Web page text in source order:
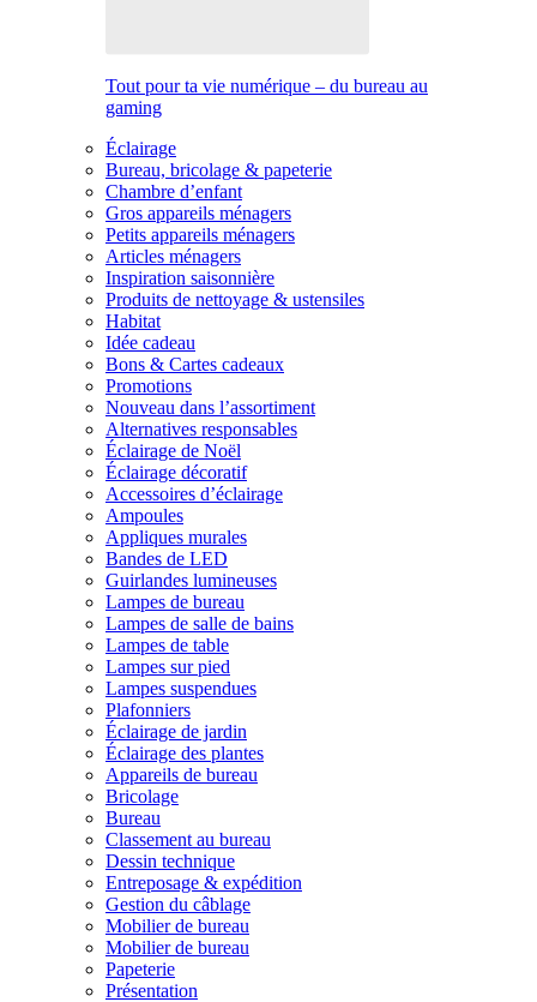
Tout pour ta vie numérique – du bureau au
gaming
Éclairage
Bureau, bricolage & papeterie
Chambre d’enfant
Gros appareils ménagers
Petits appareils ménagers
Articles ménagers
Inspiration saisonnière
Produits de nettoyage & ustensiles
Habitat
Idée cadeau
Bons & Cartes cadeaux
Promotions
Nouveau dans l’assortiment
Alternatives responsables
Éclairage de Noël
Éclairage décoratif
Accessoires d’éclairage
Ampoules
Appliques murales
Bandes de LED
Guirlandes lumineuses
Lampes de bureau
Lampes de salle de bains
Lampes de table
Lampes sur pied
Lampes suspendues
Plafonniers
Éclairage de jardin
Éclairage des plantes
Appareils de bureau
Bricolage
Bureau
Classement au bureau
Dessin technique
Entreposage & expédition
Gestion du câblage
Mobilier de bureau
Mobilier de bureau
Papeterie
Présentation